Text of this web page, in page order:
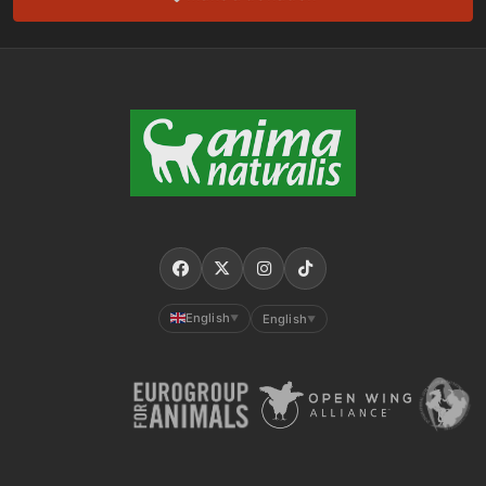
English ▼ English ▼